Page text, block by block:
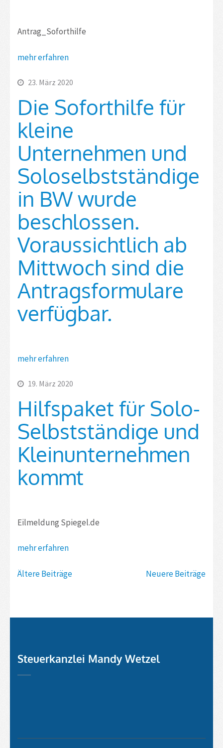
Antrag_Soforthilfe
mehr erfahren
23. März 2020
Die Soforthilfe für
kleine
Unternehmen und
Soloselbstständige
in BW wurde
beschlossen.
Voraussichtlich ab
Mittwoch sind die
Antragsformulare
verfügbar.
mehr erfahren
19. März 2020
Hilfspaket für Solo-
Selbstständige und
Kleinunternehmen
kommt
Eilmeldung Spiegel.de
mehr erfahren
Beitragsnavigation
Ältere Beiträge Neuere Beiträge
Steuerkanzlei Mandy Wetzel